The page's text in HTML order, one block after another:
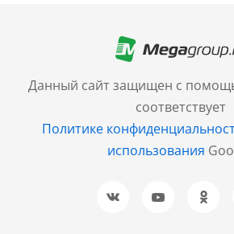
Данный сайт защищен с
соответствует
Политике
использования
+7 (499) 705-30-10
Санкт-Петербург
+7 (812) 600-77-33
Барнаул
+7 (961) 999-93-93
Новосибирск